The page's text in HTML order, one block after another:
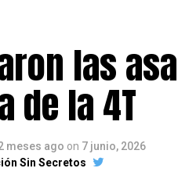
las
de la 4T
meses ago on 7 junio, 2026
Sin Secretos